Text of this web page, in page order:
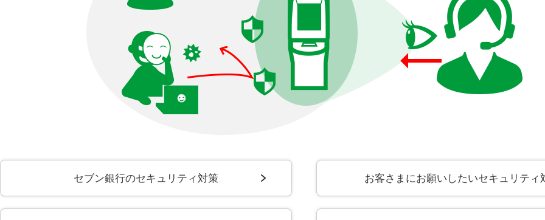
セブン銀行のセキュリティ対策 お客さまにお願いしたいセキュリティ